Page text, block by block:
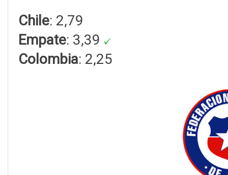
Chile: 2,79
Empate: 3,39
Colombia: 2,25